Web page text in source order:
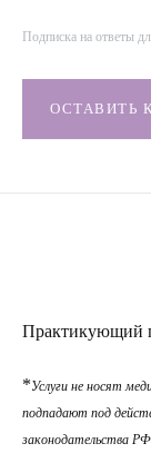
Подписка на ответы
ОСТАВИТЬ
Практикующий
*Услуги не носят
подпадают под
законодательства РФ